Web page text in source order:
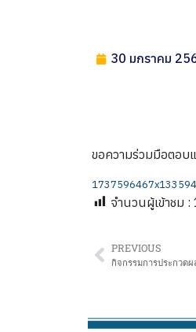
30 มกราคม
ขอความร่วมมือตอบ
จำนวนผู้เข้าชม :
PREVIOUS
กิจกรรมการประกวด